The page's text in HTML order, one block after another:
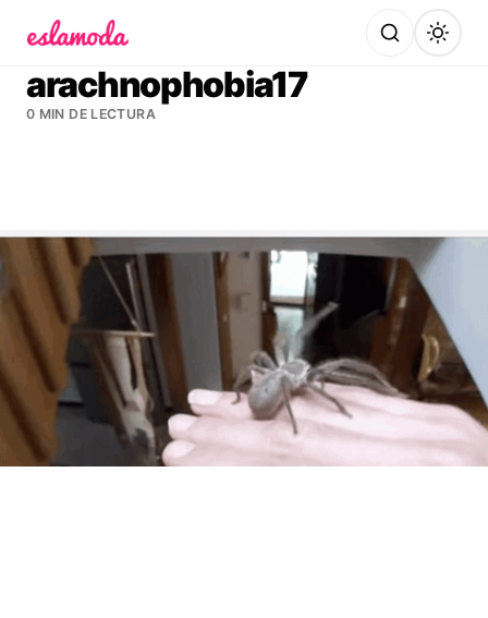
arachnophobia17
0 MIN DE LECTURA